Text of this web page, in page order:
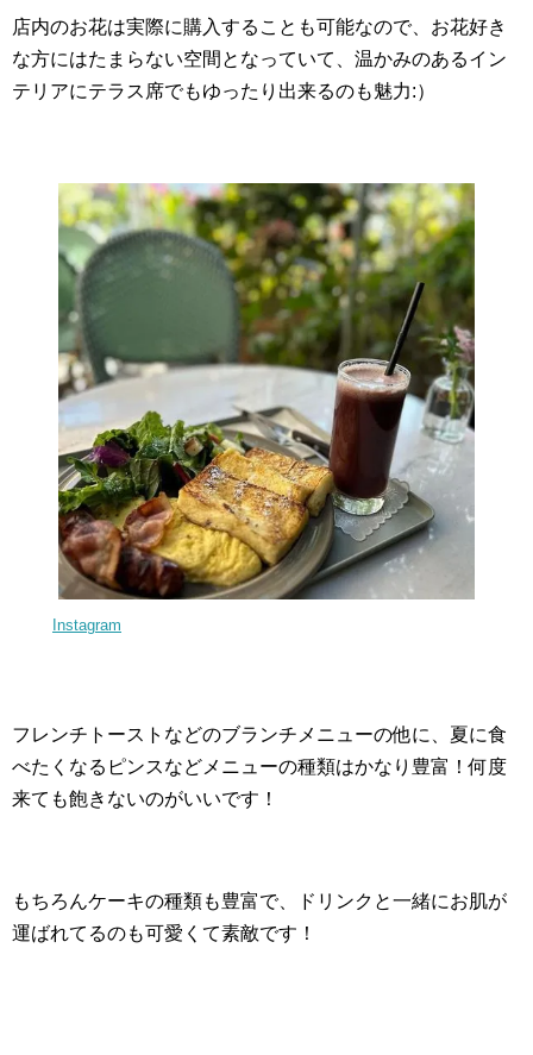
店内のお花は実際に購入することも可能なので、お花好き
な方にはたまらない空間となっていて、温かみのあるイン
テリアにテラス席でもゆったり出来るのも魅力:）
Instagram
フレンチトーストなどのブランチメニューの他に、夏に食
べたくなるピンスなどメニューの種類はかなり豊富！何度
来ても飽きないのがいいです！
もちろんケーキの種類も豊富で、ドリンクと一緒にお肌が
運ばれてるのも可愛くて素敵です！